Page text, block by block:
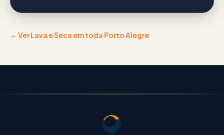
← VerLava e Seca em toda Porto Alegre